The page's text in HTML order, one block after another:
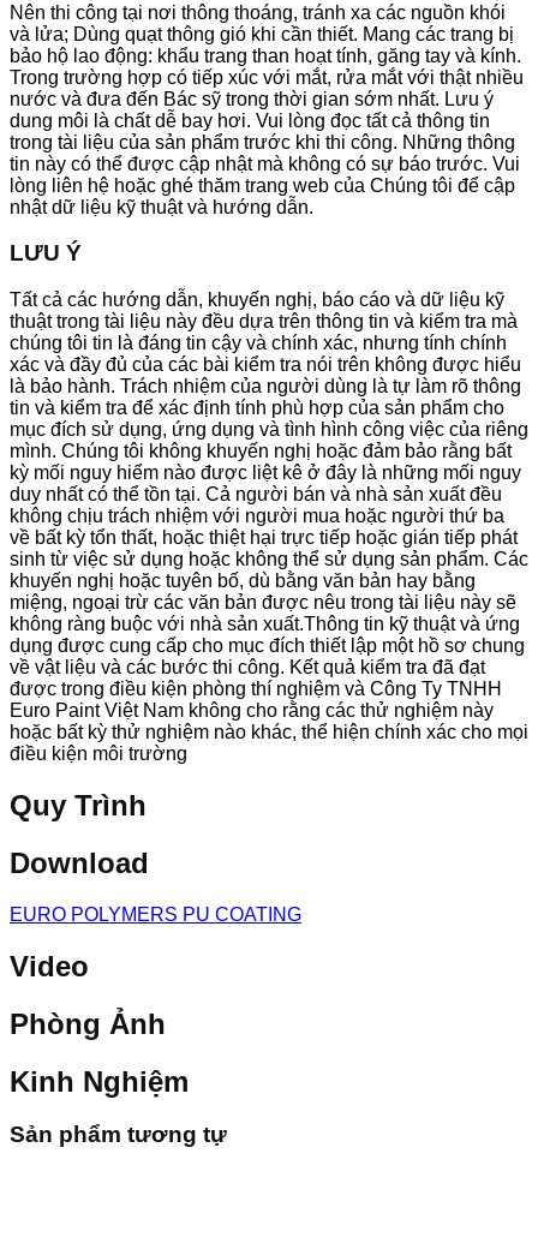
Nên thi công tại nơi thông thoáng, tránh xa các nguồn khói
và lửa; Dùng quạt thông gió khi cần thiết. Mang các trang bị
bảo hộ lao động: khẩu trang than hoạt tính, găng tay và kính.
Trong trường hợp có tiếp xúc với mắt, rửa mắt với thật nhiều
nước và đưa đến Bác sỹ trong thời gian sớm nhất. Lưu ý
dung môi là chất dễ bay hơi. Vui lòng đọc tất cả thông tin
trong tài liệu của sản phẩm trước khi thi công. Những thông
tin này có thể được cập nhật mà không có sự báo trước. Vui
lòng liên hệ hoặc ghé thăm trang web của Chúng tôi để cập
nhật dữ liệu kỹ thuật và hướng dẫn.
LƯU Ý
Tất cả các hướng dẫn, khuyến nghị, báo cáo và dữ liệu kỹ
thuật trong tài liệu này đều dựa trên thông tin và kiểm tra mà
chúng tôi tin là đáng tin cậy và chính xác, nhưng tính chính
xác và đầy đủ của các bài kiểm tra nói trên không được hiểu
là bảo hành. Trách nhiệm của người dùng là tự làm rõ thông
tin và kiểm tra để xác định tính phù hợp của sản phẩm cho
mục đích sử dụng, ứng dụng và tình hình công việc của riêng
mình. Chúng tôi không khuyến nghị hoặc đảm bảo rằng bất
kỳ mối nguy hiểm nào được liệt kê ở đây là những mối nguy
duy nhất có thể tồn tại. Cả người bán và nhà sản xuất đều
không chịu trách nhiệm với người mua hoặc người thứ ba
về bất kỳ tổn thất, hoặc thiệt hại trực tiếp hoặc gián tiếp phát
sinh từ việc sử dụng hoặc không thể sử dụng sản phẩm. Các
khuyến nghị hoặc tuyên bố, dù bằng văn bản hay bằng
miệng, ngoại trừ các văn bản được nêu trong tài liệu này sẽ
không ràng buộc với nhà sản xuất.Thông tin kỹ thuật và ứng
dụng được cung cấp cho mục đích thiết lập một hồ sơ chung
về vật liệu và các bước thi công. Kết quả kiểm tra đã đạt
được trong điều kiện phòng thí nghiệm và Công Ty TNHH
Euro Paint Việt Nam không cho rằng các thử nghiệm này
hoặc bất kỳ thử nghiệm nào khác, thể hiện chính xác cho mọi
điều kiện môi trường
Quy Trình
Download
EURO POLYMERS PU COATING
Video
Phòng Ảnh
Kinh Nghiệm
Sản phẩm tương tự